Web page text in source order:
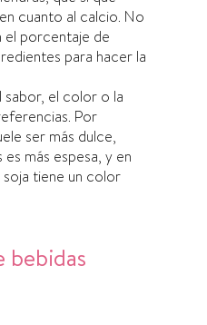
cuanto al calcio. No
el porcentaje de
para hacer la
el color o la
Por
ser más dulce,
más espesa, y en
tiene un color